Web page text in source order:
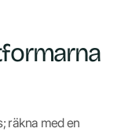
räkna med en